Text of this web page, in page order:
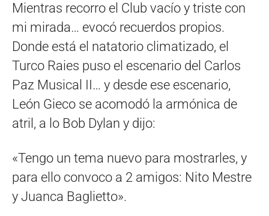
Mientras recorro el Club vacío y triste con
mi mirada… evocó recuerdos propios.
Donde está el natatorio climatizado, el
Turco Raies puso el escenario del Carlos
Paz Musical II… y desde ese escenario,
León Gieco se acomodó la armónica de
atril, a lo Bob Dylan y dijo:
«Tengo un tema nuevo para mostrarles, y
para ello convoco a 2 amigos: Nito Mestre
y Juanca Baglietto».